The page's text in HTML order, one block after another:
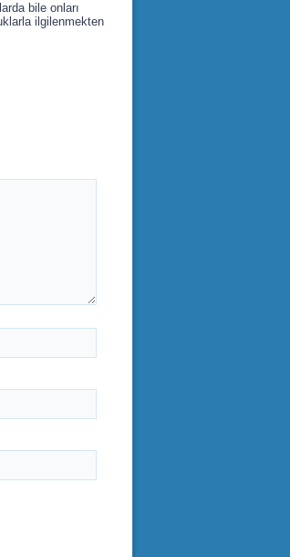
bile onları
ilgilenmekten